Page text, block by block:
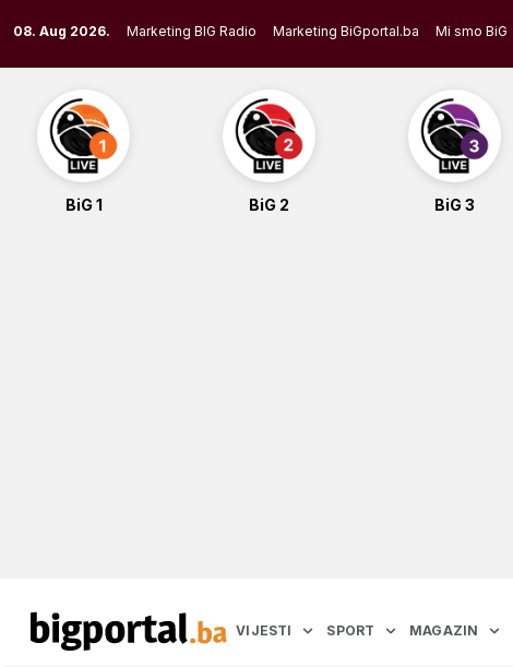
to
content
08. Aug 2026. Marketing BIG Radio Marketing BiGportal.ba Mi smo BiG
BiG 1 BiG 2 BiG 3
VIJESTI SPORT MAGAZIN